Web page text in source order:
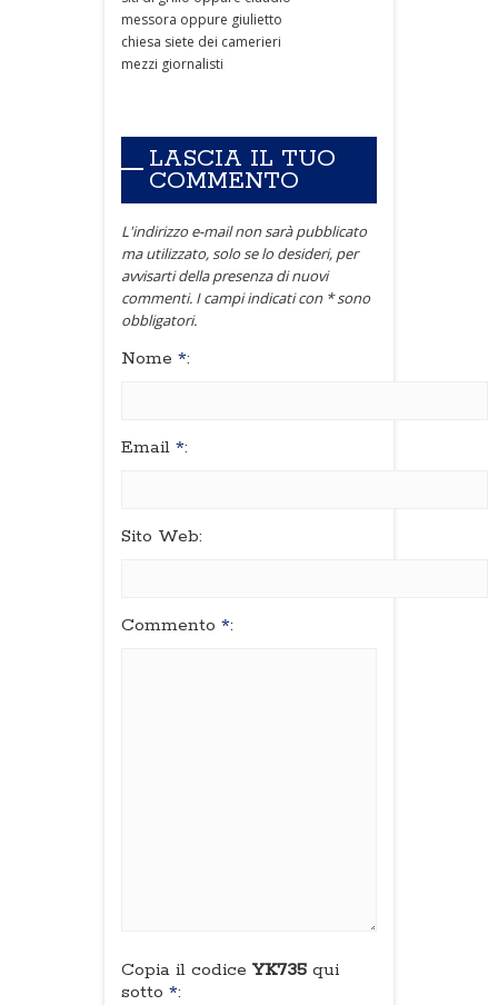
messora oppure giulietto
chiesa siete dei camerieri
mezzi giornalisti
LASCIA IL TUO
COMMENTO
L'indirizzo e-mail non sarà pubblicato
ma utilizzato, solo se lo desideri, per
avvisarti della presenza di nuovi
commenti. I campi indicati con * sono
obbligatori.
Nome *:
Email *:
Sito Web:
Commento *:
Copia il codice YK735 qui
sotto *: